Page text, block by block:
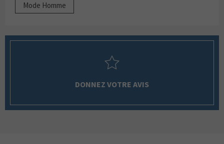
Mode Homme
DONNEZ VOTRE AVIS